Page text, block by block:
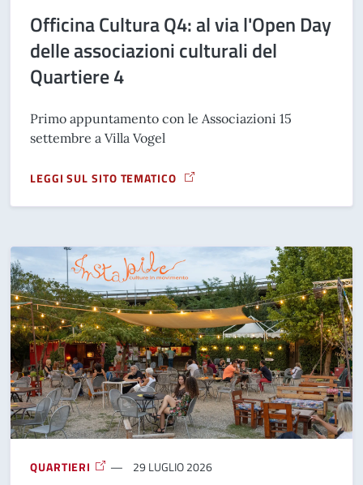
Officina Cultura Q4: al via l'Open Day
delle associazioni culturali del
Quartiere 4
Primo appuntamento con le Associazioni 15
settembre a Villa Vogel
LEGGI SUL SITO TEMATICO
A PROPOSITO DI OFFICINA CULTURA Q4: AL VIA
QUARTIERI 29 LUGLIO 2026